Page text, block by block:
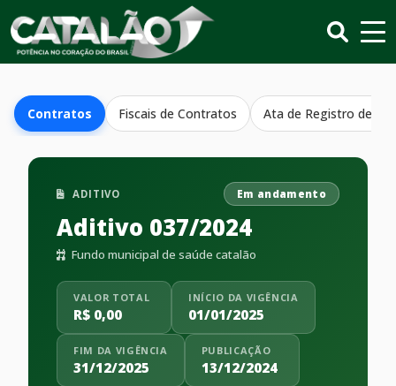
Contratos Fiscais de Contratos Ata de Registro de
ADITIVO Em andamento
Aditivo 037/2024
Fundo municipal de saúde catalão
VALOR TOTAL
R$ 0,00
INÍCIO DA VIGÊNCIA
01/01/2025
FIM DA VIGÊNCIA
31/12/2025
PUBLICAÇÃO
13/12/2024